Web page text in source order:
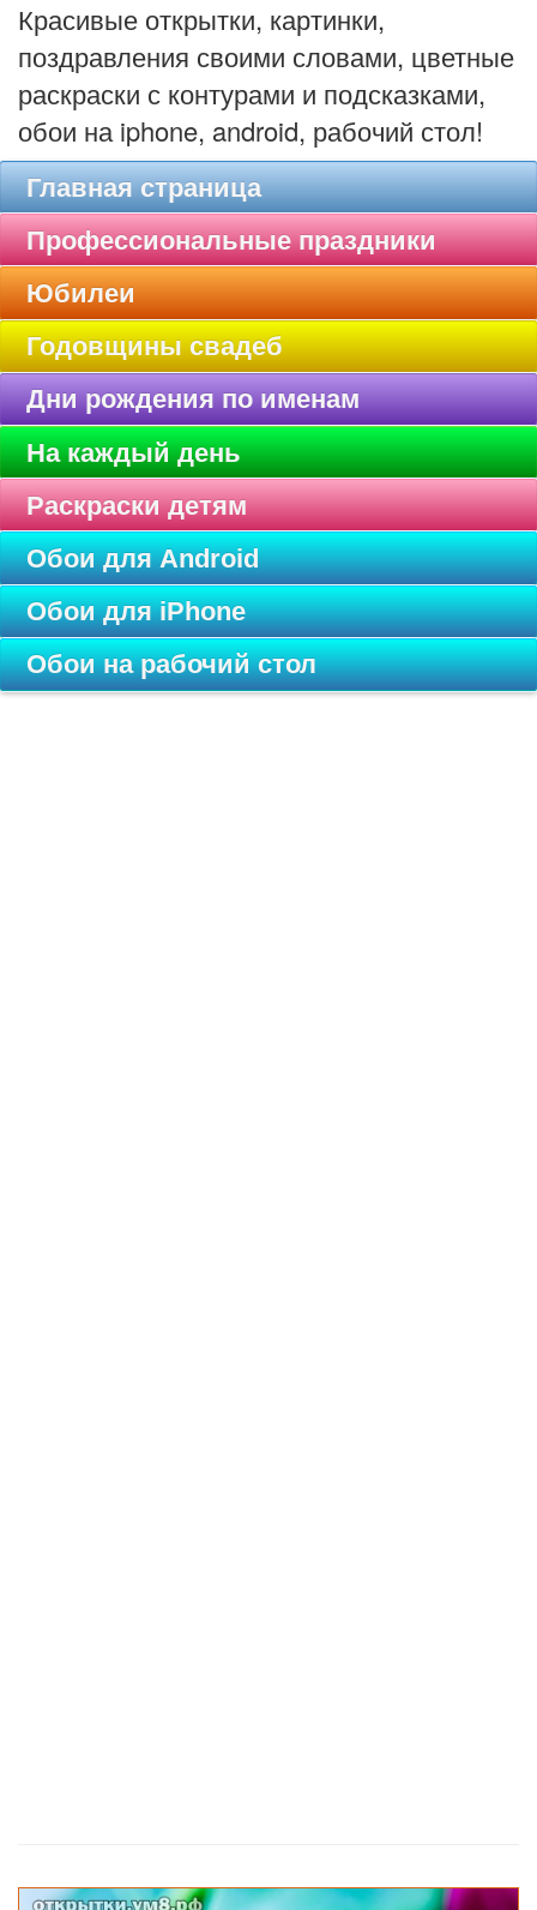
Красивые открытки, картинки,
поздравления своими словами, цветные
раскраски с контурами и подсказками,
обои на iphone, android, рабочий стол!
Главная страница
Профессиональные праздники
Юбилеи
Годовщины свадеб
Дни рождения по именам
На каждый день
Раскраски детям
Обои для Android
Обои для iPhone
Обои на рабочий стол